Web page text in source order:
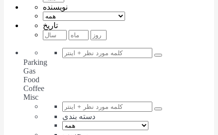
نویسنده
تاریخ
Parking
Gas
Food
Coffee
Misc
دسته بندی